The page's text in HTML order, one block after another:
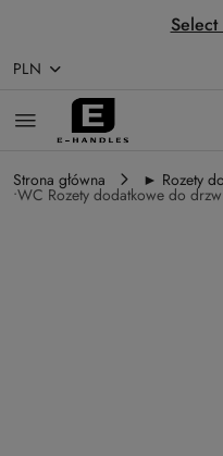
Select
Przejdź do treści
Przejdź do
Przejdź do moje konto
Przejdź do menu
Przejdź do opisu
Przejdź do stopki
PLN
Strona główna ► Rozety
•WC Rozety dodatkowe do